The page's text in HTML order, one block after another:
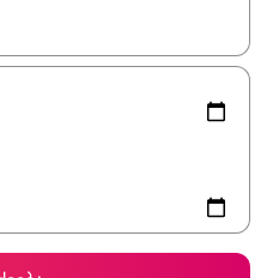
გახდება, ნავიგაციისთვის